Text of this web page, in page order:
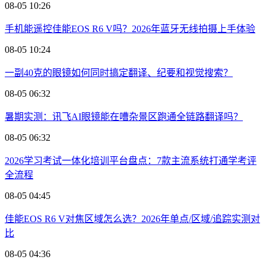
08-05 10:26
手机能遥控佳能EOS R6 V吗？2026年蓝牙无线拍摄上手体验
08-05 10:24
一副40克的眼镜如何同时搞定翻译、纪要和视觉搜索？
08-05 06:32
暑期实测：讯飞AI眼镜能在嘈杂景区跑通全链路翻译吗？
08-05 06:32
2026学习考试一体化培训平台盘点：7款主流系统打通学考评
全流程
08-05 04:45
佳能EOS R6 V对焦区域怎么选？2026年单点/区域/追踪实测对
比
08-05 04:36